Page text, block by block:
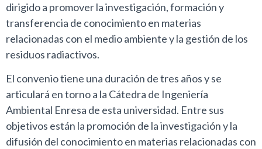
dirigido a promover la investigación, formación y
transferencia de conocimiento en materias
relacionadas con el medio ambiente y la gestión de los
residuos radiactivos.
El convenio tiene una duración de tres años y se
articulará en torno a la Cátedra de Ingeniería
Ambiental Enresa de esta universidad. Entre sus
objetivos están la promoción de la investigación y la
difusión del conocimiento en materias relacionadas con